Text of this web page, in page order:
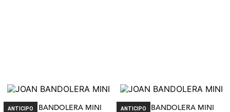
JOAN BANDOLERA MINI
ANTICIPO JOAN BANDOLERA MINI
ANTICIPO